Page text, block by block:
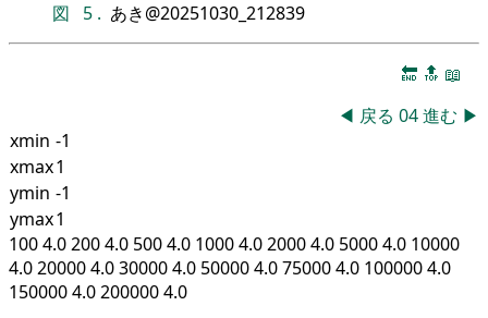
図 5 . あき@20251030_212839
🔚 🔝 📖
◀ 戻る 04進む ▶
xmin -1
xmax1
ymin -1
ymax1
100 4.0 200 4.0 500 4.0 1000 4.0 2000 4.0 5000 4.0 10000
4.0 20000 4.0 30000 4.0 50000 4.0 75000 4.0 100000 4.0
150000 4.0 200000 4.0